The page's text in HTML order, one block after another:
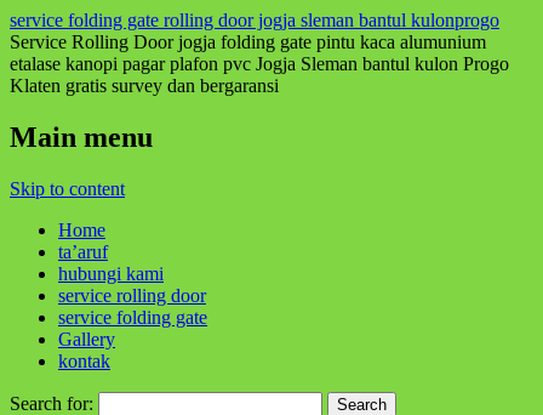
service folding gate rolling door jogja sleman bantul kulonprogo
Service Rolling Door jogja folding gate pintu kaca alumunium
etalase kanopi pagar plafon pvc Jogja Sleman bantul kulon Progo
Klaten gratis survey dan bergaransi
Main menu
Skip to content
Home
ta’aruf
hubungi kami
service rolling door
service folding gate
Gallery
kontak
Search for: